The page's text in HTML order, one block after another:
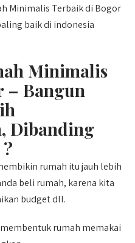
Minimalis Terbaik di Bogor
baik di indonesia
Minimalis
– Bangun
Dibanding
rumah itu jauh lebih
beli rumah, karena kita
budget dll.
rumah memakai